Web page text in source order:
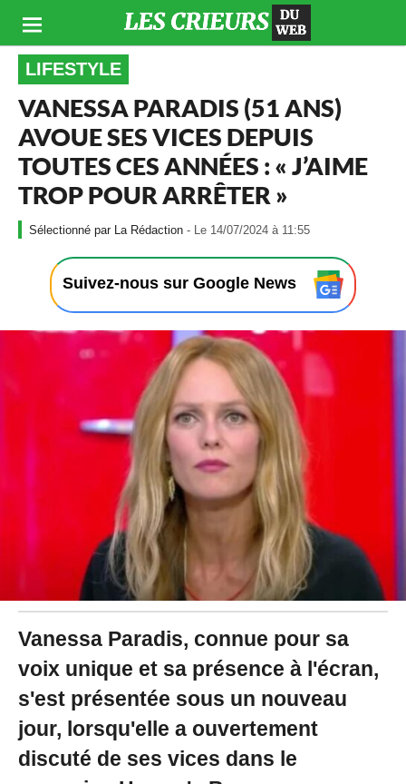
LIFESTYLE
VANESSA PARADIS (51 ANS)
AVOUE SES VICES DEPUIS
TOUTES CES ANNÉES : « J’AIME
TROP POUR ARRÊTER »
La Rédaction - Le 14/07/2024 à 11:55
1
/
0
7
0
5
5
Suivez-nous sur Google News
Vanessa Paradis, connue pour sa
voix unique et sa présence à l'écran,
s'est présentée sous un nouveau
jour, lorsqu'elle a ouvertement
discuté de ses vices dans le